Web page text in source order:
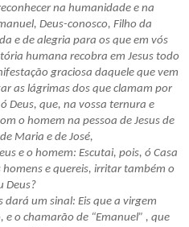
na humanidade e na
Deus-conosco, Filho da
e de alegria para os que em vós
humana recobra em Jesus todo
graciosa daquele que vem
as lágrimas dos que clamam por
Deus, que, na vossa ternura e
o homem na pessoa de Jesus de
Maria e de José,
e o homem: Escutai, pois, ó Casa
e quereis, irritar também o
Deus?
dará um sinal: Eis que a virgem
o chamarão de “Emanuel” , que